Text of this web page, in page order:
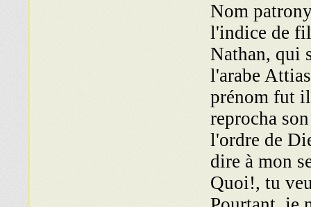
Nom
l'indice de
Nathan, qui
l'arabe
prénom fut
reprocha
l'ordre de
dire à mon
Quoi!, tu